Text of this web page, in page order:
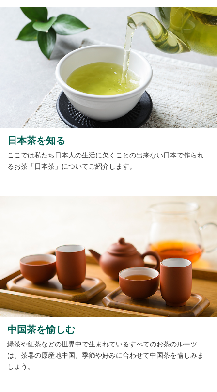
日本茶を知る
ここでは私たち日本人の生活に欠くことの出来ない日本で作られ
るお茶「日本茶」についてご紹介します。
中国茶を愉しむ
緑茶や紅茶などの世界中で生まれているすべてのお茶のルーツ
は、茶器の原産地中国。季節や好みに合わせて中国茶を愉しみま
しょう。